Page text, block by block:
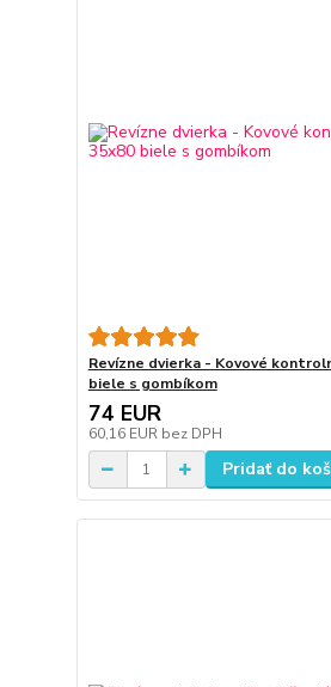
Revízne dvierka - Kovové
biele s gombíkom
74 EUR
60,16 EUR bez DPH
Pridať do